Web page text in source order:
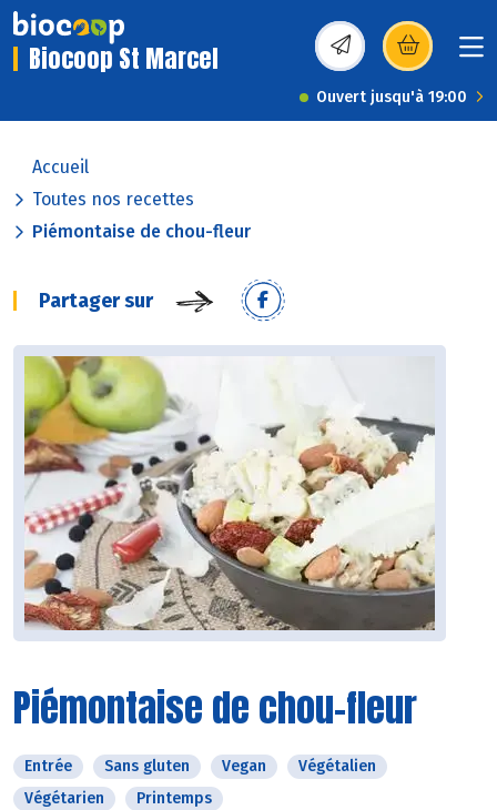
Biocoop St Marcel (s’ouvre dans une
Ouvert jusqu'à 19:00
Accueil
Toutes nos recettes
Piémontaise de chou-fleur
Partager sur
Piémontaise de chou-fleur
Entrée Sans gluten Vegan
Végétalien
Végétarien
Printemps